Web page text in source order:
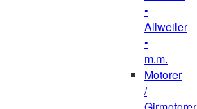
•
Allweiler
•
m.m.
Motorer
/